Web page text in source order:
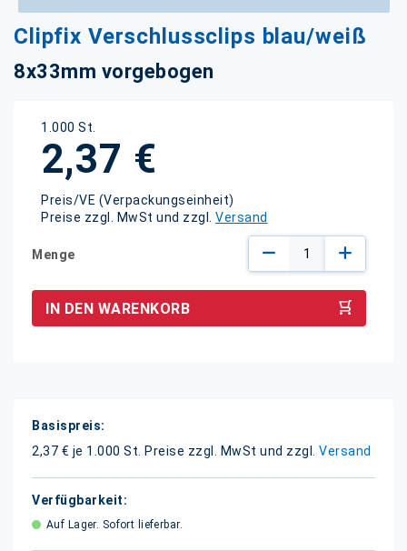
Clipfix Verschlussclips blau/weiß
8x33mm vorgebogen
1.000 St.
2,37 €
Preis/VE (Verpackungseinheit)
Preise zzgl. MwSt und zzgl. Versand
Menge
IN DEN WARENKORB
Weitere
Informationen
2,37 € je 1.000 St. Preise zzgl. MwSt und zzgl. Versand
Auf Lager. Sofort lieferbar.
Zum
Anfang
der
Bildgalerie